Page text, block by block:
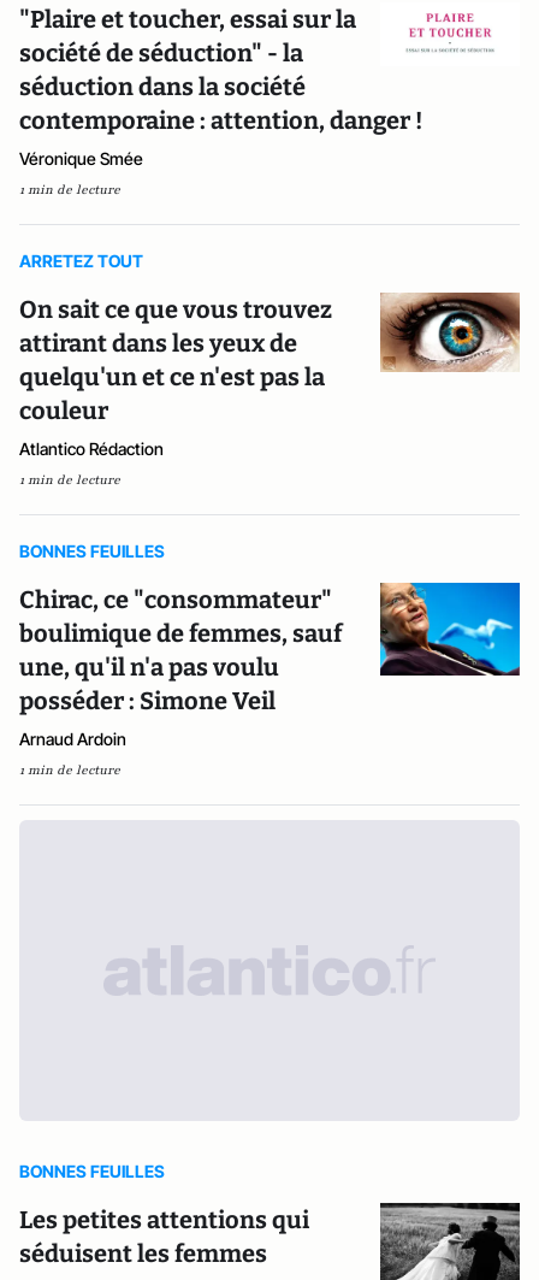
"Plaire et toucher, essai sur la
société de séduction" - la
séduction dans la société
contemporaine : attention, danger !
Véronique Smée
1 min de lecture
ARRETEZ TOUT
On sait ce que vous trouvez
attirant dans les yeux de
quelqu'un et ce n'est pas la
couleur
Atlantico Rédaction
1 min de lecture
BONNES FEUILLES
Chirac, ce "consommateur"
boulimique de femmes, sauf
une, qu'il n'a pas voulu
posséder : Simone Veil
Arnaud Ardoin
1 min de lecture
BONNES FEUILLES
Les petites attentions qui
séduisent les femmes